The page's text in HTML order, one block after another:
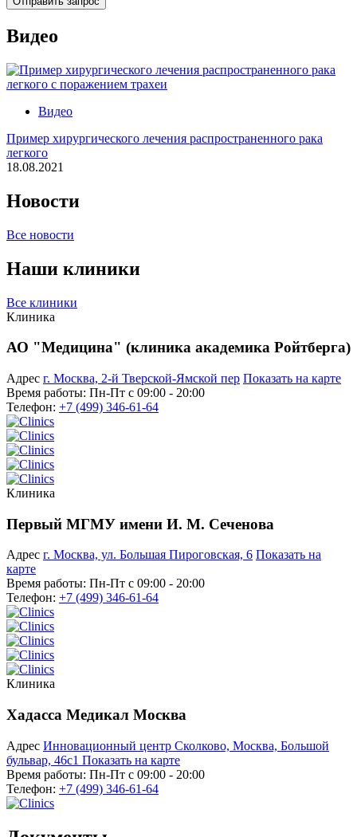
Видео
Видео
Пример хирургического лечения распространенного рака
легкого
18.08.2021
Новости
Все новости
Наши клиники
Все клиники
Клиника
АО "Медицина" (клиника академика Ройтберга)
Адрес г. Москва, 2-й Тверской-Ямской пер Показать на карте
Время работы: Пн-Пт с 09:00 - 20:00
Телефон: +7 (499) 346-61-64
Клиника
Первый МГМУ имени И. М. Сеченова
Адрес г. Москва, ул. Большая Пироговская, 6 Показать на
карте
Время работы: Пн-Пт с 09:00 - 20:00
Телефон: +7 (499) 346-61-64
Клиника
Хадасса Медикал Москва
Адрес Инновационный центр Сколково, Москва, Большой
бульвар, 46с1 Показать на карте
Время работы: Пн-Пт с 09:00 - 20:00
Телефон: +7 (499) 346-61-64